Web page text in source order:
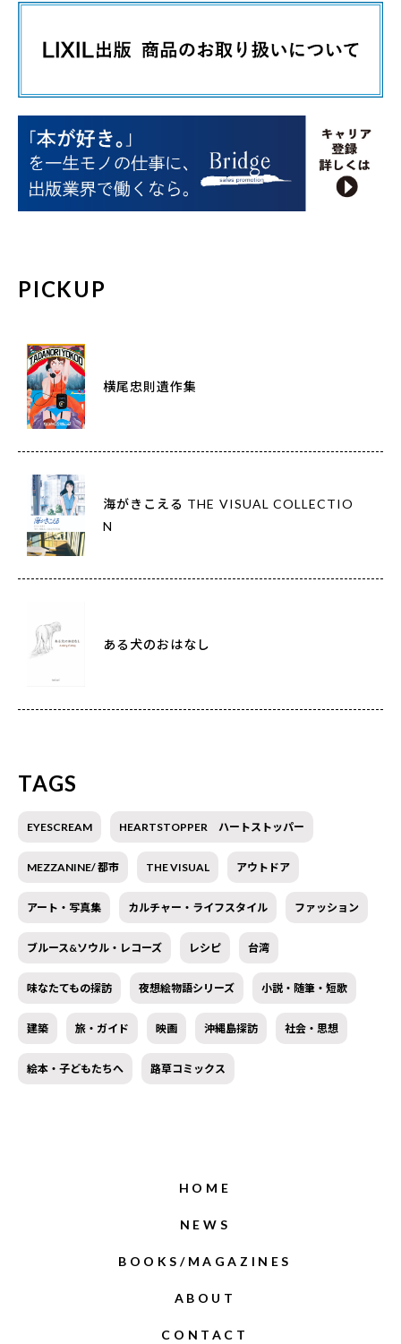
PICKUP
横尾忠則遺作集
海がきこえる THE VISUAL COLLECTIO
N
ある犬のおはなし
TAGS
EYESCREAM HEARTSTOPPER ハートストッパー
MEZZANINE/ 都市 THE VISUAL アウトドア
アート・写真集 カルチャー・ライフスタイル ファッション
ブルース&ソウル・レコーズ レシピ 台湾
味なたてもの探訪 夜想絵物語シリーズ 小説・随筆・短歌
建築 旅・ガイド 映画 沖縄島探訪 社会・思想
絵本・子どもたちへ 路草コミックス
HOME
NEWS
BOOKS/MAGAZINES
ABOUT
CONTACT